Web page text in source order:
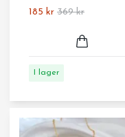
185 kr 369 kr
I lager